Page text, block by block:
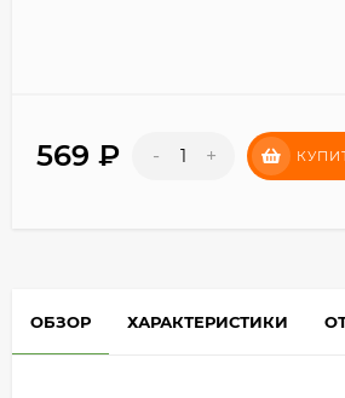
569 ₽ - +
ОБЗОР ХАРАКТЕРИСТИКИ